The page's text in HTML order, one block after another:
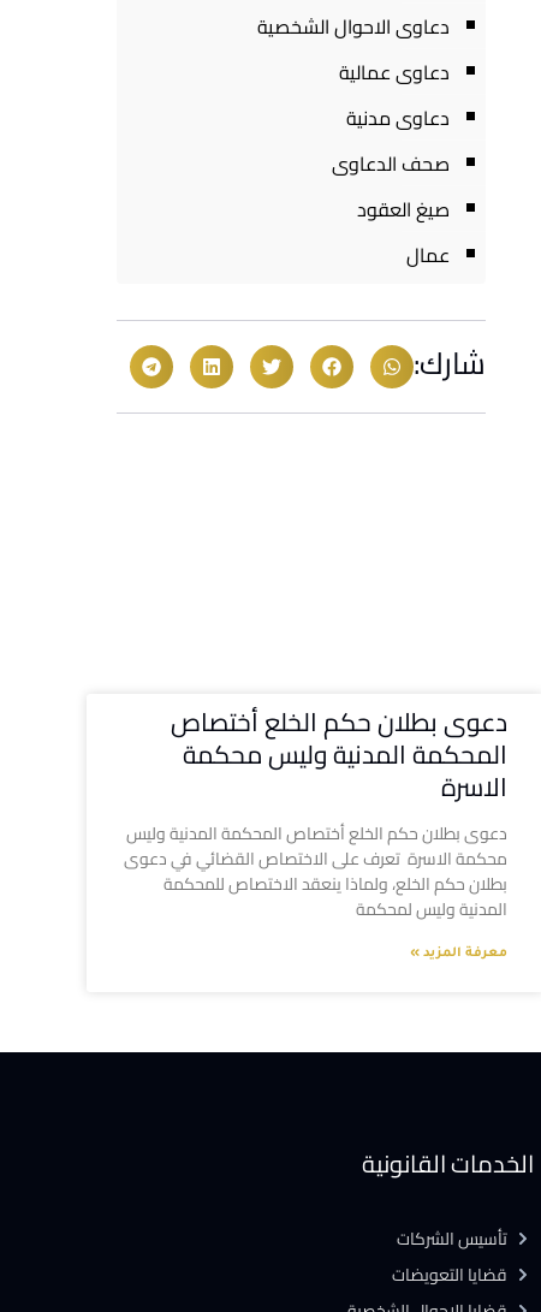
دعاوى الاحوال الشخصية
دعاوى عمالية
دعاوى مدنية
صحف الدعاوى
صيغ العقود
عمال
شارك:
دعوى بطلان حكم الخلع أختصاص
المحكمة المدنية وليس محكمة
الاسرة
دعوى بطلان حكم الخلع أختصاص المحكمة المدنية وليس
محكمة الاسرة تعرف على الاختصاص القضائي في دعوى
بطلان حكم الخلع، ولماذا ينعقد الاختصاص للمحكمة
المدنية وليس لمحكمة
معرفة المزيد »
الخدمات القانونية
تأسيس الشركات
قضايا التعويضات